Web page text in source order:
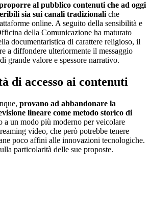
al pubblico contenuti che ad oggi
sia sui canali tradizionali che
online. A seguito della sensibilità e
della Comunicazione ha maturato
documentaristica di carattere religioso, il
a diffondere ulteriormente il messaggio
grande valore e spessore narrativo.
di accesso ai contenuti
provano ad abbandonare la
lineare come metodo storico di
a un modo più moderno per veicolare
video, che però potrebbe tenere
poco affini alle innovazioni tecnologiche.
particolarità delle sue proposte.